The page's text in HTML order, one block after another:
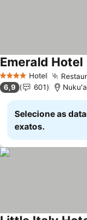
4 EstrelasHotel
Emerald Hotel
6,9 601
Selecione as
exatos.